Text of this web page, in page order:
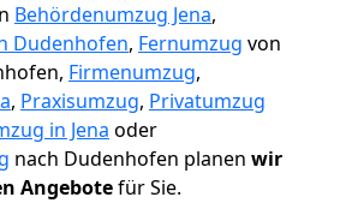
Behördenumzug Jena,
Dudenhofen, Fernumzug von
Firmenumzug,
, Praxisumzug, Privatumzug
in Jena oder
nach Dudenhofen planen wir
Angebotefür Sie.